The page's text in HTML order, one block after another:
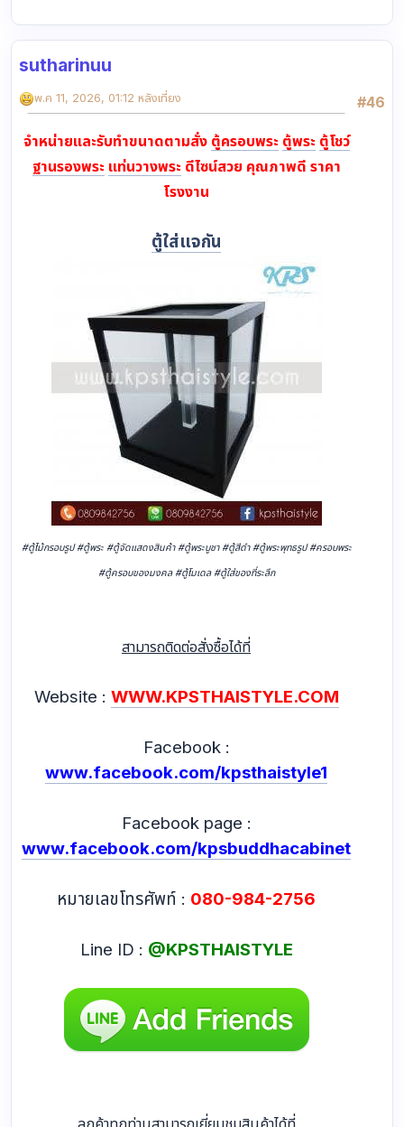
sutharinuu
#46
พ.ค 11, 2026, 01:12 หลังเที่ยง
จำหน่ายและรับทำขนาดตามสั่ง ตู้ครอบพระ ตู้พระ ตู้โชว์
ฐานรองพระ แท่นวางพระ ดีไซน์สวย คุณภาพดี ราคา
โรงงาน
ตู้ใส่แจกัน
#ตู้ไม้กรอบรูป #ตู้พระ #ตู้จัดแสดงสินค้า #ตู้พระบูชา #ตู้สีดำ #ตู้พระพุทธรูป #ครอบพระ
#ตู้ครอบของมงคล #ตู้โมเดล #ตู้ใส่ของที่ระลึก
สามารถติดต่อสั่งซื้อได้ที่
Website : WWW.KPSTHAISTYLE.COM
Facebook :
www.facebook.com/kpsthaistyle1
Facebook page :
www.facebook.com/kpsbuddhacabinet
หมายเลขโทรศัพท์ : 080-984-2756
Line ID : @KPSTHAISTYLE
ลูกค้าทุกท่านสามารถเยี่ยมชมสินค้าได้ที่